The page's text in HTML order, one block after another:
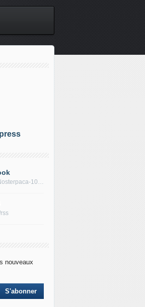
//facebook.com/La-voix-de-Nosterpaca-106434384284735
nouveaux